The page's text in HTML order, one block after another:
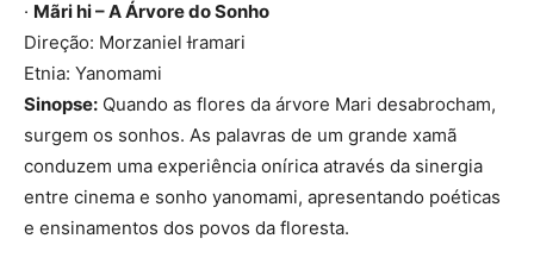
· Mãri hi – A Árvore do Sonho
Direção: Morzaniel Ɨramari
Etnia: Yanomami
Sinopse: Quando as flores da árvore Mari desabrocham,
surgem os sonhos. As palavras de um grande xamã
conduzem uma experiência onírica através da sinergia
entre cinema e sonho yanomami, apresentando poéticas
e ensinamentos dos povos da floresta.